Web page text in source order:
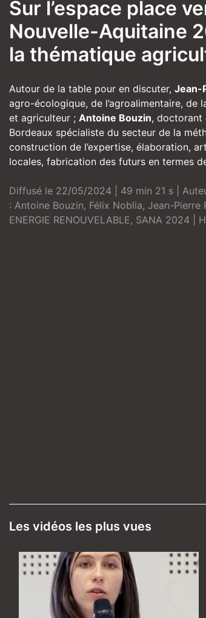
Sur l’espace place
Nouvelle-Aquitaine
la thématique
Autour de la table pour en discuter, Jean-
agro-écologique, de l’agroalimentaire, de
et agriculteur ; Antoine Bouzin, doctorant
Bordeaux spécialiste du secteur de la
construction de l’expertise, élaboration,
locales, fabrication des futurs en termes
Diffusé le 22/05/2024 | 49 min 21 s |
: Antoine Bouzin, Félix Noblia, Jean-Pierre
ENERGIE RENOUVELABLE, SANA 2024 |
Les vidéos les plus vues